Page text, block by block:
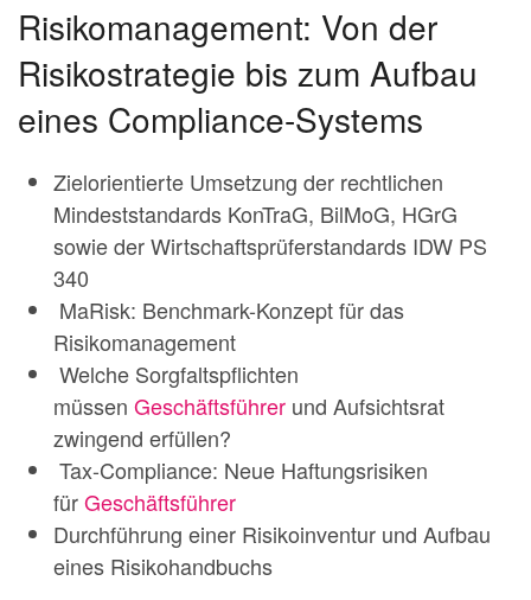
Risikomanagement: Von der
Risikostrategie bis zum Aufbau
eines Compliance-Systems
Zielorientierte Umsetzung der rechtlichen
Mindeststandards KonTraG, BilMoG, HGrG
sowie der Wirtschaftsprüferstandards IDW PS
340
MaRisk: Benchmark-Konzept für das
Risikomanagement
Welche Sorgfaltspflichten
müssen Geschäftsführer und Aufsichtsrat
zwingend erfüllen?
Tax-Compliance: Neue Haftungsrisiken
fürGeschäftsführer
Durchführung einer Risikoinventur und Aufbau
eines Risikohandbuchs